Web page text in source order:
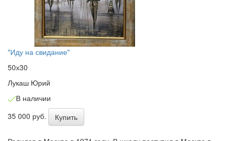
"Иду на свидание"
50х30
Лукаш Юрий
В наличии
35 000 руб.
Купить